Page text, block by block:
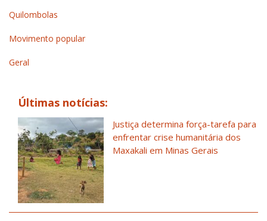
Quilombolas
Movimento popular
Geral
Últimas notícias:
Justiça determina força-tarefa para
enfrentar crise humanitária dos
Maxakali em Minas Gerais